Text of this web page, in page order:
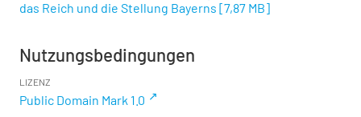
das Reich und die Stellung Bayerns [7,87 MB]
Nutzungsbedingungen
LIZENZ
Public Domain Mark 1.0